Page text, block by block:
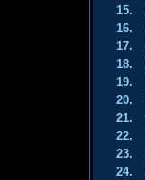
15.
16.
17.
18.
19.
20.
21.
22.
23.
24.